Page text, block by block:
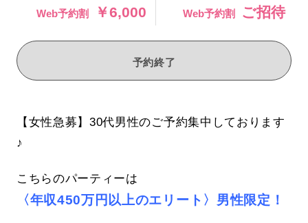
Web予約割
￥6,000
Web予約割
ご招待
予約終了
【女性急募】30代男性のご予約集中しております
♪
こちらのパーティーは
〈年収450万円以上のエリート〉男性限定！